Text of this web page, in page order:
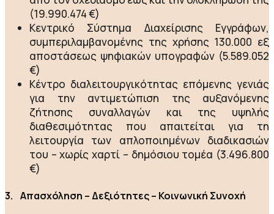
(19.990.474 €)
Κεντρικό Σύστημα Διαχείρισης Εγγράφων,
συμπεριλαμβανομένης της χρήσης 130.000 εξ
αποστάσεως ψηφιακών υπογραφών (5.589.052
€)
Κέντρο διαλειτουργικότητας επόμενης γενιάς
για την αντιμετώπιση της αυξανόμενης
ζήτησης συναλλαγών και της υψηλής
διαθεσιμότητας που απαιτείται για τη
λειτουργία των απλοποιημένων διαδικασιών
του – χωρίς χαρτί – δημόσιου τομέα (3.496.800
€)
3. Απασχόληση – Δεξιότητες – Κοινωνική Συνοχή